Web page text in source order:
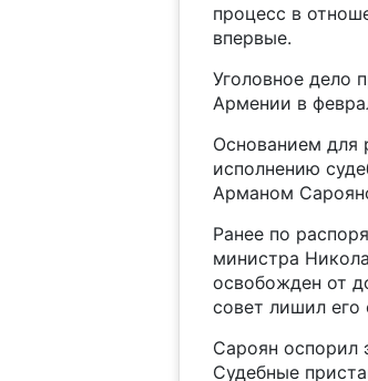
процесс в
впервые.
Уголовное дело
Армении в
Основанием для
исполнению
Арманом
Ранее по
министра
освобожден от
совет лишил его
Сароян оспорил
Судебные